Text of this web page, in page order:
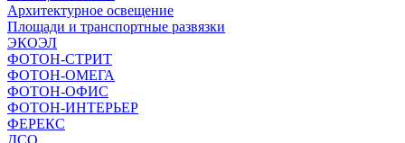
Архитектурное освещение
Площади и транспортные развязки
ЭКОЭЛ
ФОТОН-СТРИТ
ФОТОН-ОМЕГА
ФОТОН-ОФИС
ФОТОН-ИНТЕРЬЕР
ФЕРЕКС
ДСО